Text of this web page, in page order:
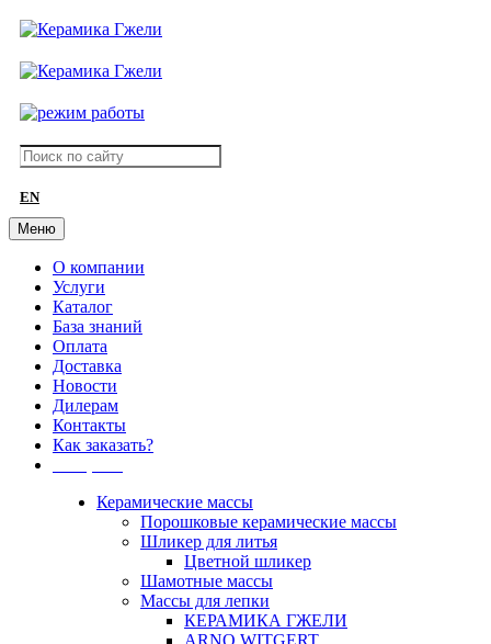
EN
Меню
О компании
Услуги
Каталог
База знаний
Оплата
Доставка
Новости
Дилерам
Контакты
Как заказать?
Керамические массы
Порошковые керамические массы
Шликер для литья
Цветной шликер
Шамотные массы
Массы для лепки
КЕРАМИКА ГЖЕЛИ
ARNO WITGERT